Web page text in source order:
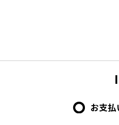
お支